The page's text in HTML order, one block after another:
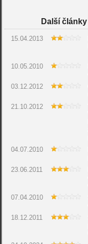
Další
15.04.2013
10.05.2010
03.12.2012
21.10.2012
04.07.2010
23.06.2011
07.04.2010
18.12.2011